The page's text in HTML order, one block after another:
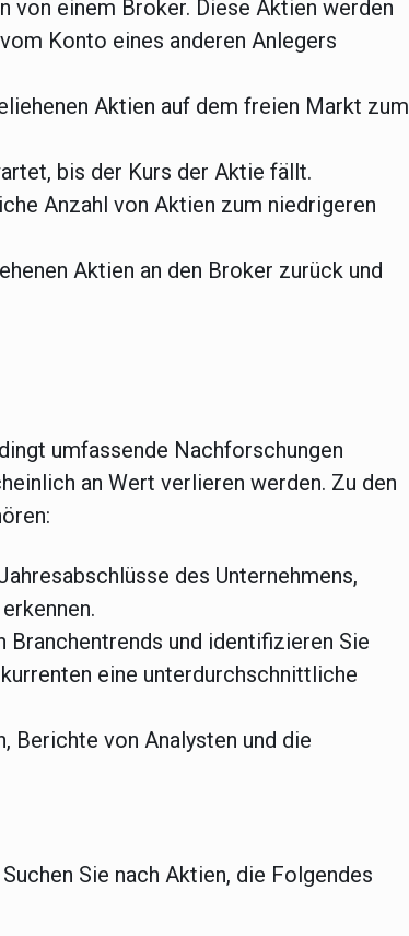
von einem Broker. Diese Aktien werden
Konto eines anderen Anlegers
Aktien auf dem freien Markt zum
bis der Kurs der Aktie fällt.
Anzahl von Aktien zum niedrigeren
Aktien an den Broker zurück und
umfassende Nachforschungen
an Wert verlieren werden. Zu den
des Unternehmens,
Branchentrends und identifizieren Sie
eine unterdurchschnittliche
Berichte von Analysten und die
Sie nach Aktien, die Folgendes